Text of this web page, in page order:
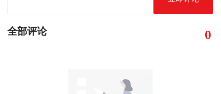
全部评论 0